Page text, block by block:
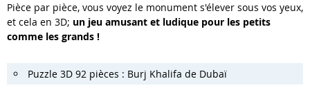
Pièce par pièce, vous voyez le monument s'élever sous vos yeux,
et cela en 3D; un jeu amusant et ludique pour les petits
comme les grands !
Puzzle 3D 92 pièces : Burj Khalifa de Dubaï